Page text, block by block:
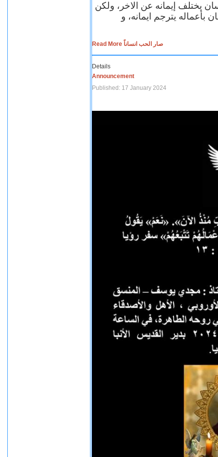
يختلف إيمانه عن الاخر، ولكن
بأعماله يترجم ايمانه، و
Read More صار الحب انساناً
Details
Announcement
Published: 17 January 2024